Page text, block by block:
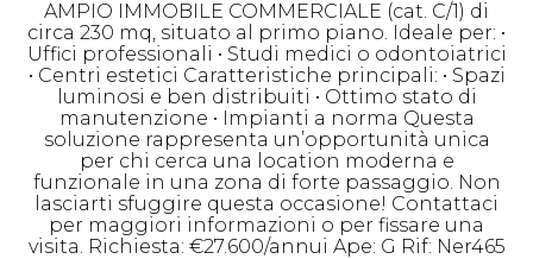
AMPIO IMMOBILE COMMERCIALE (cat. C/1) di
circa 230 mq, situato al primo piano. Ideale per: •
Uffici professionali • Studi medici o odontoiatrici
• Centri estetici Caratteristiche principali: • Spazi
luminosi e ben distribuiti • Ottimo stato di
manutenzione • Impianti a norma Questa
soluzione rappresenta un’opportunità unica
per chi cerca una location moderna e
funzionale in una zona di forte passaggio. Non
lasciarti sfuggire questa occasione! Contattaci
per maggiori informazioni o per fissare una
visita. Richiesta: €27.600/annui Ape: G Rif: Ner465